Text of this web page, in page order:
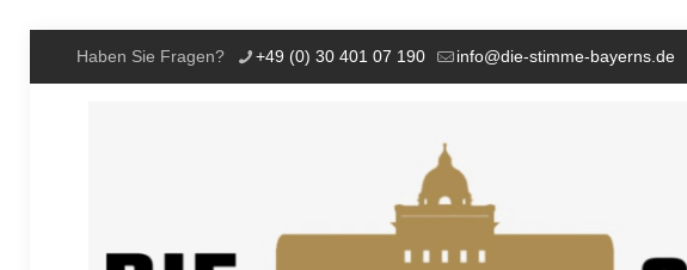
Haben Sie Fragen? +49 (0) 30 401 07 190 info@die-stimme-bayerns.de